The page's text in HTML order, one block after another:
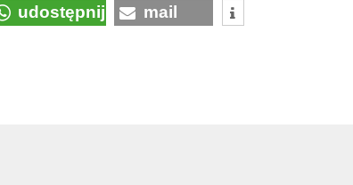
udostępnij mail